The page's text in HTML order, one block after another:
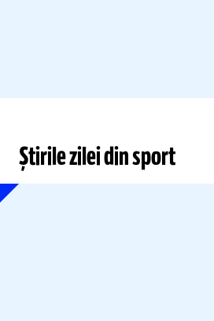
Știrile zilei din sport